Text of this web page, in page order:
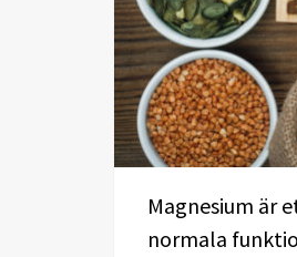
Magnesium är
normala